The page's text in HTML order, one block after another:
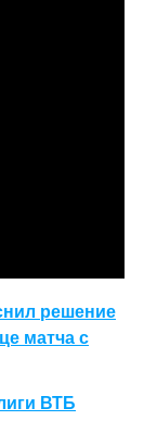
решение
матча с
ВТБ